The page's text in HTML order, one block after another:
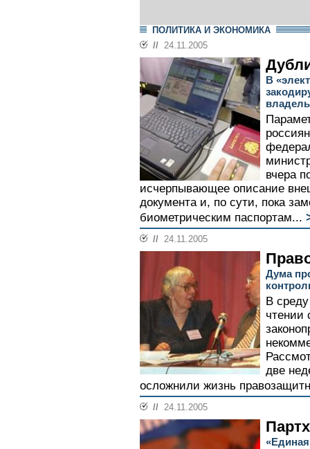
ПОЛИТИКА И ЭКОНОМИКА
// 24.11.2005
В
вчера
исчерпывающее описание
документа и, по сути, пока
биометрическим паспортам...
// 24.11.2005
Дума
В
чтении
две
осложнили жизнь
// 24.11.2005